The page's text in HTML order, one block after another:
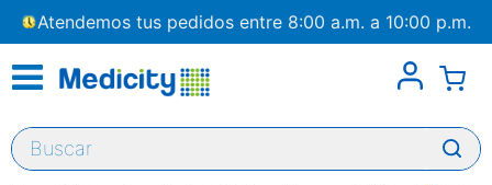
Atendemos tus pedidos entre 8:00 a.m. a 10:00 p.m.
Buscar